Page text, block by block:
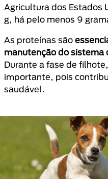
Agricultura dos Estados
g, há pelo menos 9
As proteínas são
manutenção do sistema
Durante a fase de
importante, pois
saudável.